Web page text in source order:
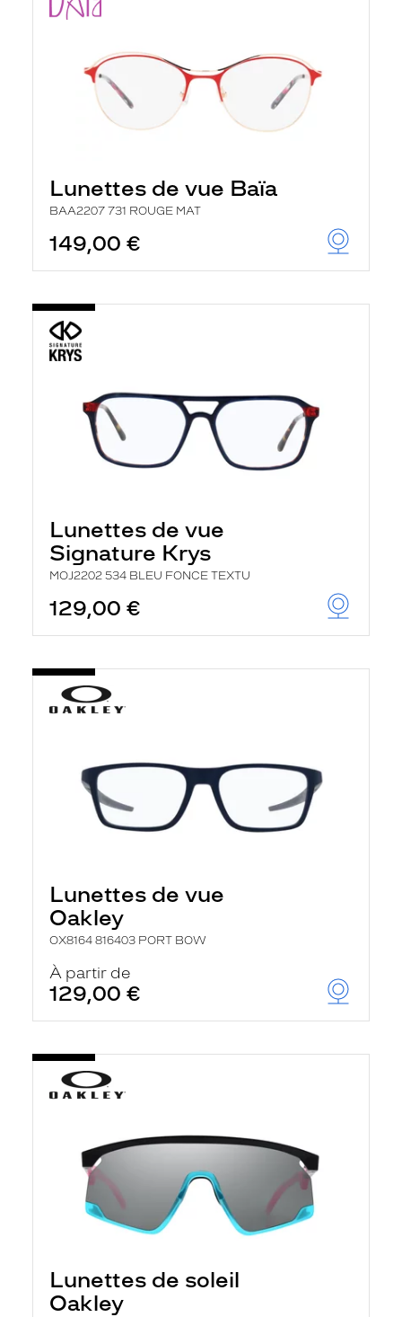
Lunettes de vue Baïa
BAA2207 731 ROUGE MAT
149,00 €
Lunettes de vue
Signature Krys
MOJ2202 534 BLEU FONCE TEXTU
129,00 €
Lunettes de vue
Oakley
OX8164 816403 PORT BOW
À partir de
129,00 €
Lunettes de soleil
Oakley